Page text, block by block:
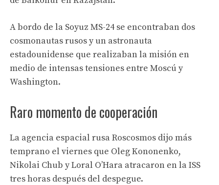
A bordo de la Soyuz MS-24 se encontraban dos
cosmonautas rusos y un astronauta
estadounidense que realizaban la misión en
medio de intensas tensiones entre Moscú y
Washington.
Raro momento de cooperación
La agencia espacial rusa Roscosmos dijo más
temprano el viernes que Oleg Kononenko,
Nikolai Chub y Loral O’Hara atracaron en la ISS
tres horas después del despegue.